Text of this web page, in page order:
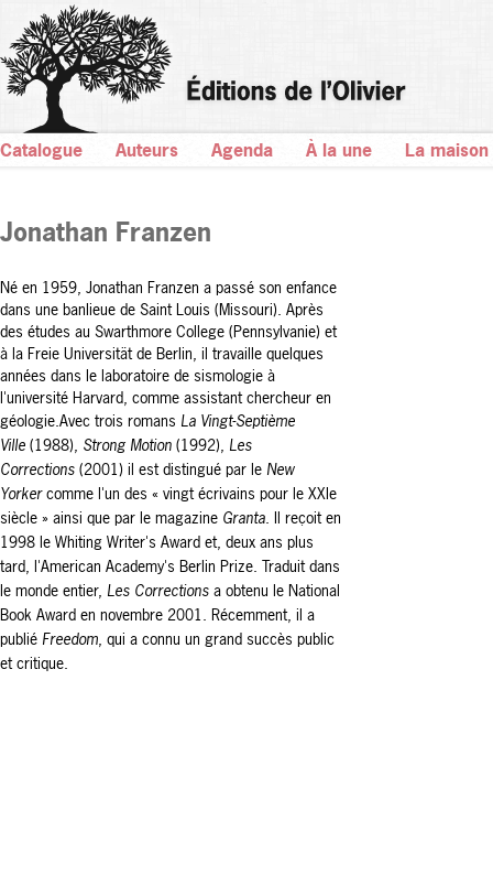
Catalogue Auteurs Agenda À la une La maison
Jonathan Franzen
Né en 1959, Jonathan Franzen a passé son enfance
dans une banlieue de Saint Louis (Missouri). Après
des études au Swarthmore College (Pennsylvanie) et
à la Freie Universität de Berlin, il travaille quelques
années dans le laboratoire de sismologie à
l'université Harvard, comme assistant chercheur en
géologie.Avec trois romans La Vingt-Septième
Ville (1988), Strong Motion (1992), Les
Corrections (2001) il est distingué par le New
Yorkercomme l'un des « vingt écrivains pour le XXIe
siècle » ainsi que par le magazine Granta. Il reçoit en
1998 le Whiting Writer's Award et, deux ans plus
tard, l'American Academy's Berlin Prize. Traduit dans
le monde entier, Les Corrections a obtenu le National
Book Award en novembre 2001. Récemment, il a
publié Freedom, qui a connu un grand succès public
et critique.